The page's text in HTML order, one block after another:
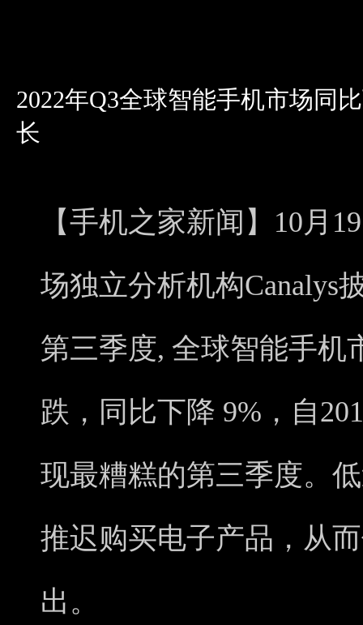
2022年Q3全球智能手机市场同
长
【手机之家新闻】10月
场独立分析机构Canalys
第三季度, 全球智能手机
跌，同比下降 9%，自
现最糟糕的第三季度。
推迟购买电子产品，从
出。